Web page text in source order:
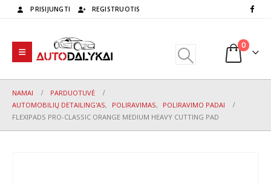
PRISIJUNGTI REGISTRUOTIS
0
NAMAI
PARDUOTUVĖ
AUTOMOBILIŲ DETAILING'AS, POLIRAVIMAS,
POLIRAVIMO PADAI
FLEXIPADS PRO-CLASSIC ORANGE MEDIUM HEAVY CUTTING PAD